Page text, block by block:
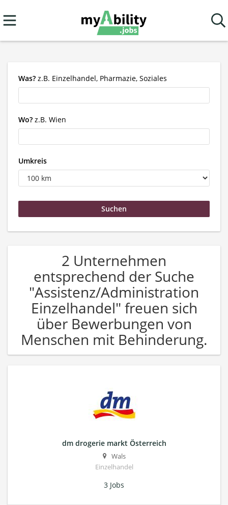
Was? z.B. Einzelhandel, Pharmazie, Soziales
Wo? z.B. Wien
Umkreis
2 Unternehmen
entsprechend der Suche
"Assistenz/Administration
Einzelhandel" freuen sich
über Bewerbungen von
Menschen mit Behinderung.
dm drogerie markt Österreich
Wals
Einzelhandel
3 Jobs